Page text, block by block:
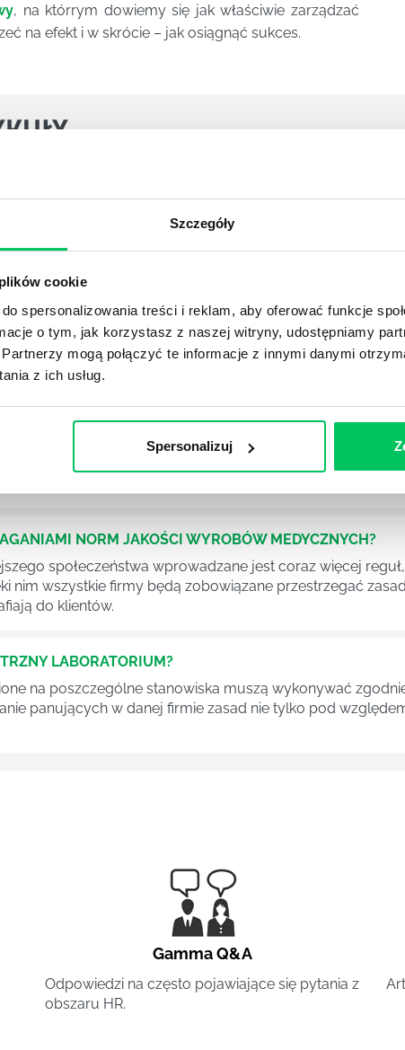
Szczegóły
cookie
spersonalizowania treści i reklam, aby oferować funkcje
o tym, jak korzystasz z naszej witryny, udostępniamy
mogą połączyć te informacje z innymi danymi
z ich usług.
Spersonalizuj
, na którrym dowiemy się jak właściwie zarządzać
na efekt i w skrócie – jak osiągnąć sukces.
dla każdej firmy. Kiedy dokładnie nowe przepisy wejdą w
Z czym trzeba się tutaj na pewno liczyć?
ŚRODOWISKA - CO WARTO WIEDZIEĆ?
każdego z nas – bez wyjątku. Warto podkreślić, że
musi być gdziekolwiek zgłaszana? Jak to w zasadzie
w ustawodawstwie polskim. Na czym dokładniej ono
wodnego? Na te pytania odpowiemy pokrótce
NORM JAKOŚCI WYROBÓW MEDYCZNYCH?
społeczeństwa wprowadzane jest coraz więcej
nim wszystkie firmy będą zobowiązane przestrzegać
do klientów.
LABORATORIUM?
na poszczególne stanowiska muszą wykonywać
panujących w danej firmie zasad nie tylko pod
Gamma Q&A
Odpowiedzi na często pojawiające się pytania z
obszaru HR.